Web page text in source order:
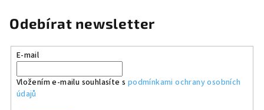
Odebírat newsletter
E-mail
Vložením e-mailu souhlasíte s podmínkami ochrany osobních
údajů